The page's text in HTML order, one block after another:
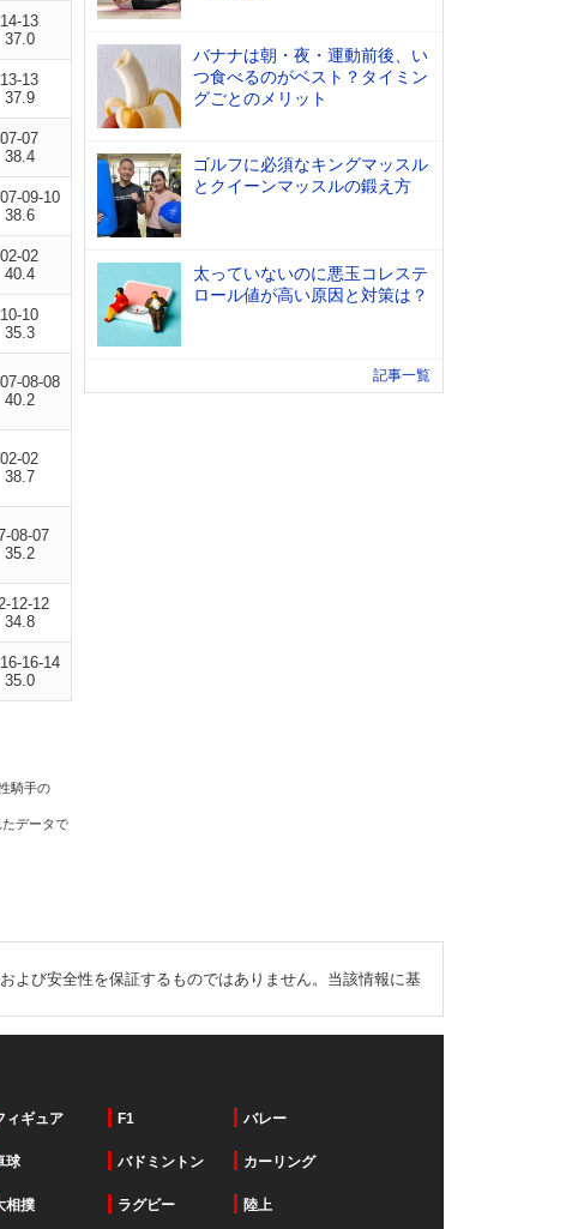
14-13
37.0
13-13
37.9
07-07
38.4
09-10
38.6
02-02
40.4
10-10
35.3
08-08
40.2
02-02
38.7
08-07
35.2
12-12
34.8
16-14
35.0
騎手の
データで
バナナは朝・夜・運動前後、い
つ食べるのがベスト？タイミン
グごとのメリット
ゴルフに必須なキングマッスル
とクイーンマッスルの鍛え方
太っていないのに悪玉コレステ
ロール値が高い原因と対策は？
記事一覧
よび安全性を保証するものではありません。当該情報に基
ィギュア F1 バレー
球 バドミントン カーリング
相撲 ラグビー 陸上